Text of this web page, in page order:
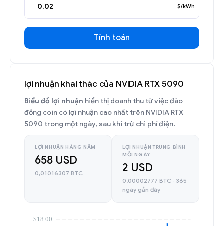
$/kWh
Tính toán
lợi nhuận khai thác của NVIDIA RTX 5090
Biểu đồ lợi nhuận hiển thị doanh thu từ việc đào
đồng coin có lợi nhuận cao nhất trên NVIDIA RTX
5090 trong một ngày, sau khi trừ chi phí điện.
LỢI NHUẬN HÀNG NĂM
658 USD
0,01016307 BTC
LỢI NHUẬN TRUNG BÌNH
MỖI NGÀY
2 USD
0,00002777 BTC · 365
ngày gần đây